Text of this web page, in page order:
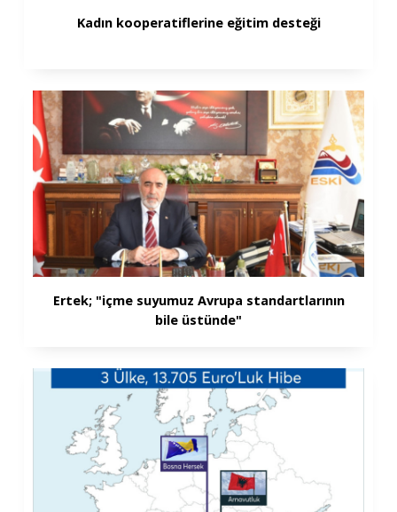
Kadın kooperatiflerine eğitim desteği
Ertek; "içme suyumuz Avrupa standartlarının
bile üstünde"